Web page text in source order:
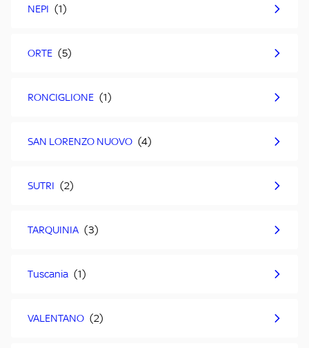
NEPI
ORTE
RONCIGLIONE
SAN LORENZO NUOVO
SUTRI
TARQUINIA
Tuscania
VALENTANO